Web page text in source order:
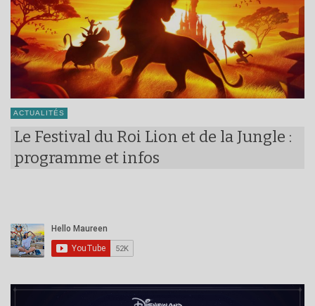
ACTUALITÉS
Le Festival du Roi Lion et de la Jungle :
programme et infos